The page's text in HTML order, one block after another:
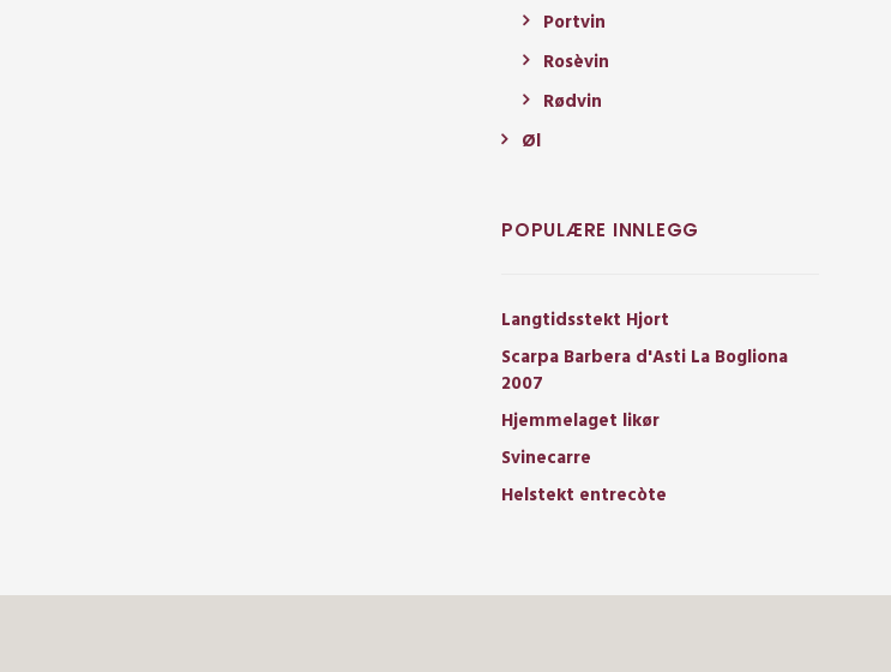
Portvin
Rosèvin
Rødvin
Øl
POPULÆRE INNLEGG
Langtidsstekt Hjort
Scarpa Barbera d'Asti La Bogliona
2007
Hjemmelaget likør
Svinecarre
Helstekt entrecòte